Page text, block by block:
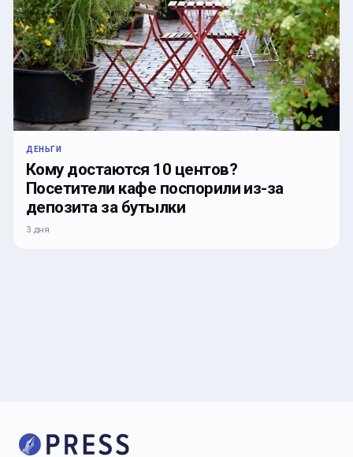
ДЕНЬГИ
Кому достаются 10 центов?
Посетители кафе поспорили из-за
депозита за бутылки
3 дня